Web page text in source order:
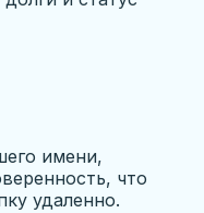
имени,
что
удаленно.